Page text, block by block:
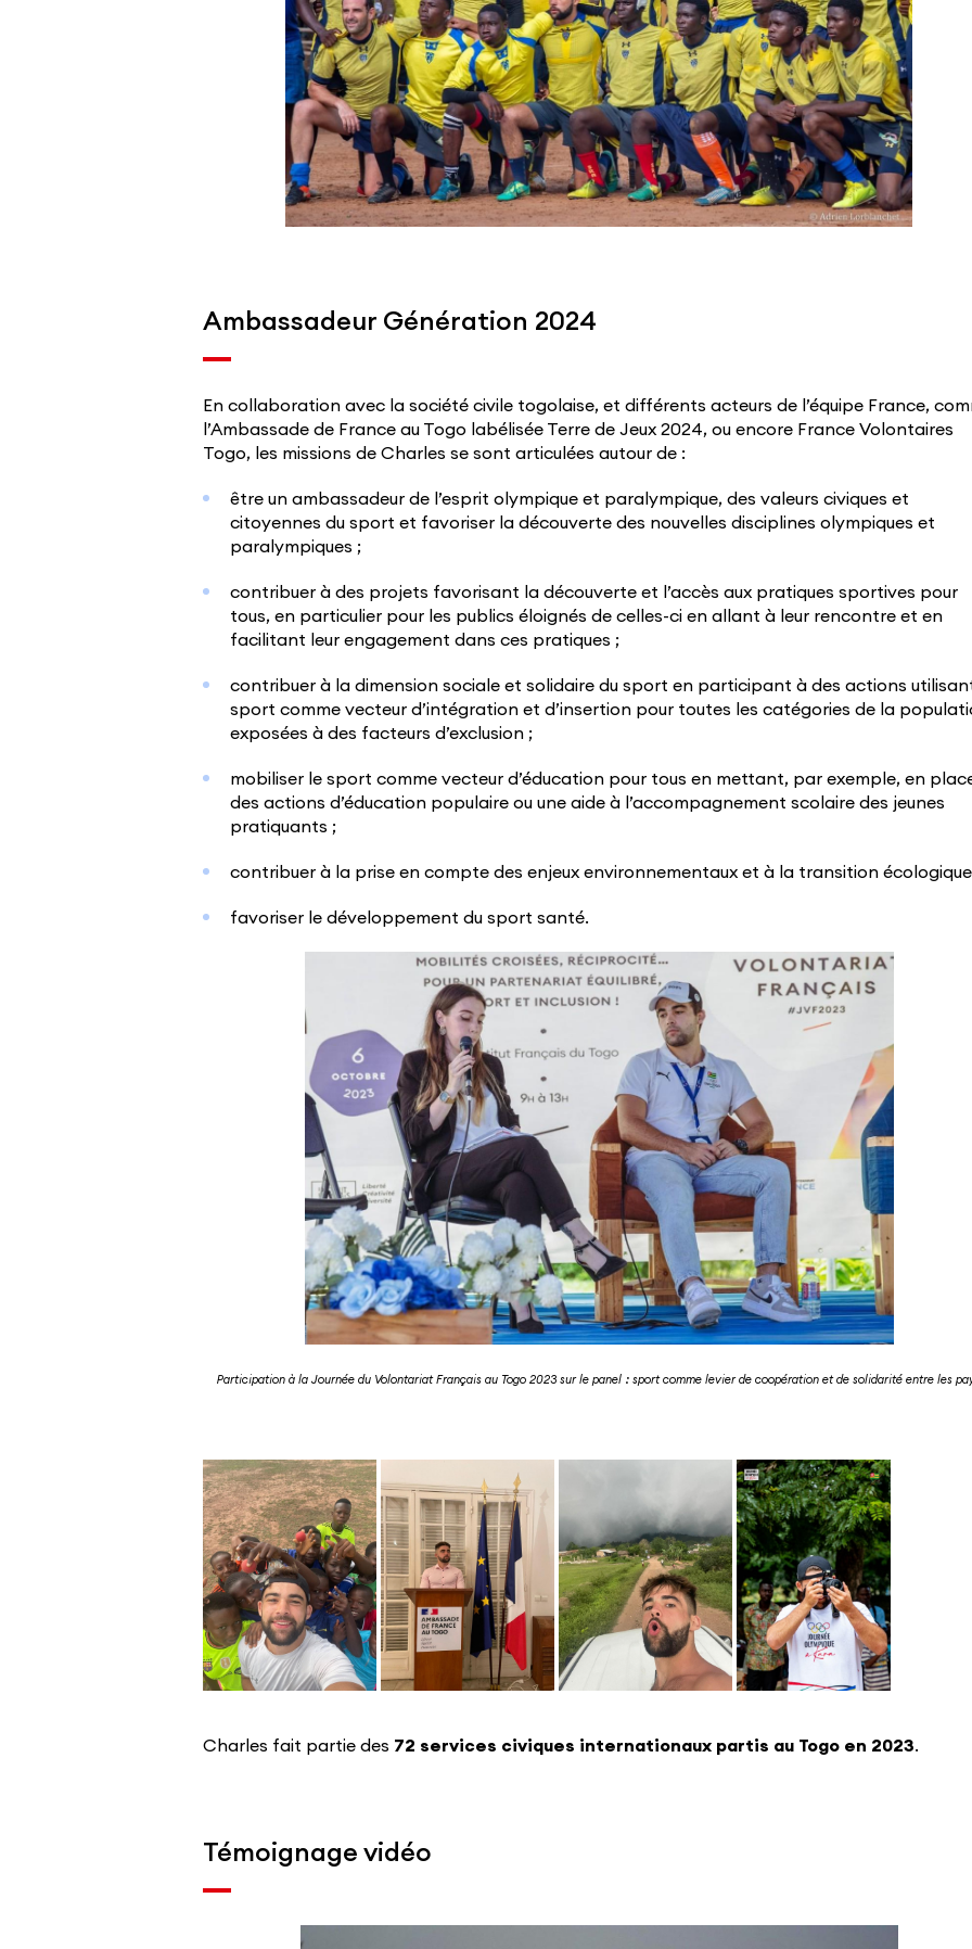
Ambassadeur Génération 2024
En collaboration avec la société civile togolaise, et différents acteurs de l’équipe France,
l’Ambassade de France au Togo labélisée Terre de Jeux 2024, ou encore France Volontaires
Togo, les missions de Charles se sont articulées autour de :
être un ambassadeur de l’esprit olympique et paralympique, des valeurs civiques et
citoyennes du sport et favoriser la découverte des nouvelles disciplines olympiques et
paralympiques ;
contribuer à des projets favorisant la découverte et l’accès aux pratiques sportives pour
tous, en particulier pour les publics éloignés de celles-ci en allant à leur rencontre et en
facilitant leur engagement dans ces pratiques ;
contribuer à la dimension sociale et solidaire du sport en participant à des actions
sport comme vecteur d’intégration et d’insertion pour toutes les catégories de la
exposées à des facteurs d’exclusion ;
mobiliser le sport comme vecteur d’éducation pour tous en mettant, par exemple, en
des actions d’éducation populaire ou une aide à l’accompagnement scolaire des jeunes
pratiquants ;
contribuer à la prise en compte des enjeux environnementaux et à la transition
favoriser le développement du sport santé.
Participation à la Journée du Volontariat Français au Togo 2023 sur le panel : sport comme levier de coopération et de solidarité entre les
Charles fait partie des 72 services civiques internationaux partis au Togo en 2023.
Témoignage vidéo